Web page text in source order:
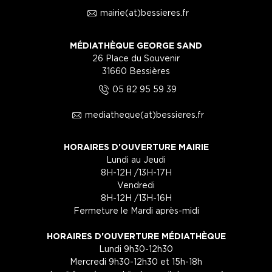
1 mairie(at)bessieres.fr
MÉDIATHÈQUE GEORGE SAND
26 Place du Souvenir
31660 Bessières
5 05 82 95 59 39
1 mediatheque(at)bessieres.fr
HORAIRES D'OUVERTURE MAIRIE
Lundi au Jeudi
8H-12H /13H-17H
Vendredi
8H-12H /13H-16H
Fermeture le Mardi après-midi
HORAIRES D'OUVERTURE MÉDIATHÈQUE
Lundi 9h30-12h30
Mercredi 9h30-12h30 et 15h-18h